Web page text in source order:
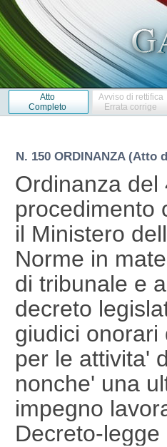
Atto
Completo
Avviso di rettifica
Errata corrige
N. 150 ORDINANZA (Atto
Ordinanza del
procedimento
il Ministero
Norme in
di tribunale e
decreto
giudici onorari
per le attivita'
nonche' una
impegno
Decreto-